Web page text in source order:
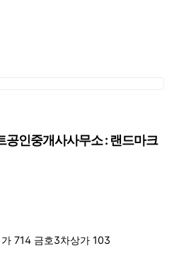
공인중개사사무소 : 랜드마크
714 금호3차상가 103